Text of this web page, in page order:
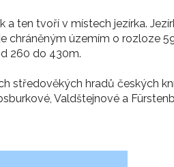
a ten tvoří v místech jezírka.
chráněným územím o rozloze
260 do 430m.
středověkých hradů českých
Valdštejnové a